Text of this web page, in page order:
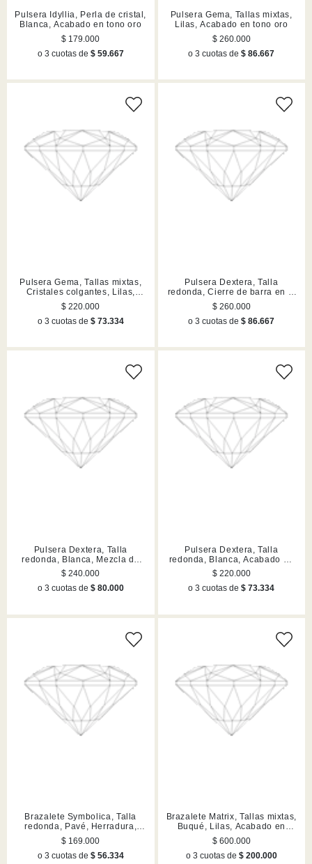
Pulsera Idyllia, Perla de cristal,
Blanca, Acabado en tono oro
$ 179.000
o 3 cuotas de $ 59.667
Pulsera Gema, Tallas mixtas,
Lilas, Acabado en tono oro
$ 260.000
o 3 cuotas de$ 86.667
Pulsera Gema, Tallas mixtas,
Cristales colgantes, Lilas,
Acabado en tono oro
$ 220.000
o 3 cuotas de $ 73.334
Pulsera Dextera, Talla
redonda, Cierre de barra en T,
Blanca, Mezcla de acabados
$ 260.000
o 3 cuotas de$ 86.667
Pulsera Dextera, Talla
redonda, Blanca, Mezcla de
acabados
$ 240.000
o 3 cuotas de $ 80.000
Pulsera Dextera, Talla
redonda, Blanca, Acabado en
rodio
$ 220.000
o 3 cuotas de$ 73.334
Brazalete Symbolica, Talla
redonda, Pavé, Herradura,
Azul, Acabado en rodio
$ 169.000
o 3 cuotas de $ 56.334
Brazalete Matrix, Tallas mixtas,
Buqué, Lilas, Acabado en
rutenio
$ 600.000
o 3 cuotas de $ 200.000